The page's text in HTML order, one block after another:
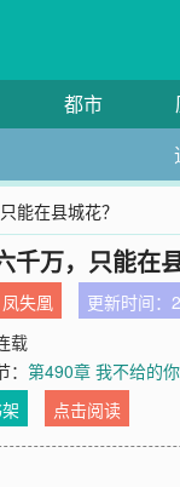
都市
能在县城花？
千万，只能在
凤失凰 更新时间：
载
：第490章 我不给的
点击阅读